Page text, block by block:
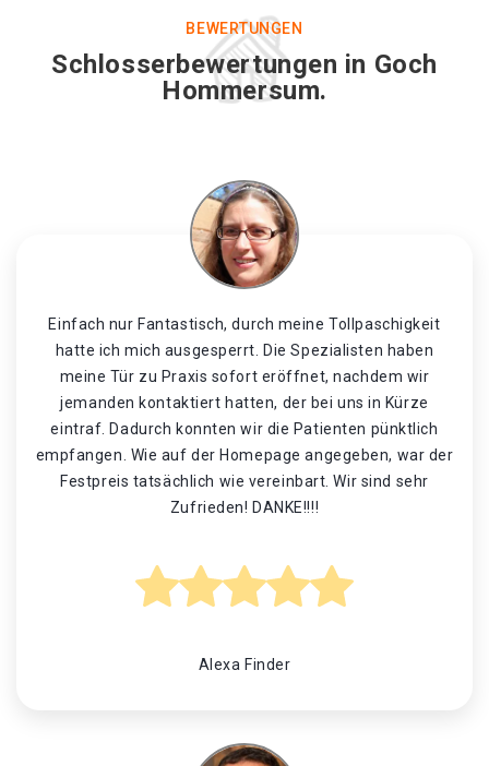
BEWERTUNGEN
Schlosserbewertungen in Goch
Hommersum.
Einfach nur Fantastisch, durch meine Tollpaschigkeit
hatte ich mich ausgesperrt. Die Spezialisten haben
meine Tür zu Praxis sofort eröffnet, nachdem wir
jemanden kontaktiert hatten, der bei uns in Kürze
eintraf. Dadurch konnten wir die Patienten pünktlich
empfangen. Wie auf der Homepage angegeben, war der
Festpreis tatsächlich wie vereinbart. Wir sind sehr
Zufrieden! DANKE!!!!
Alexa Finder